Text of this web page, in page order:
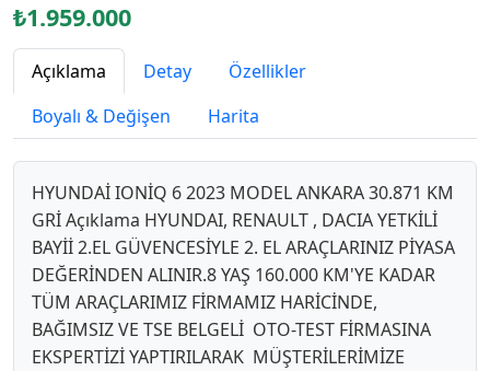
₺1.959.000
Açıklama Detay
Özellikler
Boyalı & Değişen
Harita
HYUNDAİ IONİQ 6 2023 MODEL ANKARA 30.871 KM
GRİ Açıklama HYUNDAI, RENAULT , DACIA YETKİLİ
BAYİİ 2.EL GÜVENCESİYLE 2. EL ARAÇLARINIZ PİYASA
DEĞERİNDEN ALINIR.8 YAŞ 160.000 KM'YE KADAR
TÜM ARAÇLARIMIZ FİRMAMIZ HARİCİNDE,
BAĞIMSIZ VE TSE BELGELİ OTO-TEST FİRMASINA
EKSPERTİZİ YAPTIRILARAK MÜŞTERİLERİMİZE